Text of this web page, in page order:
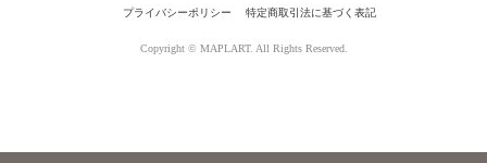
プライバシーポリシー 特定商取引法に基づく表記
Copyright © MAPLART. All Rights Reserved.